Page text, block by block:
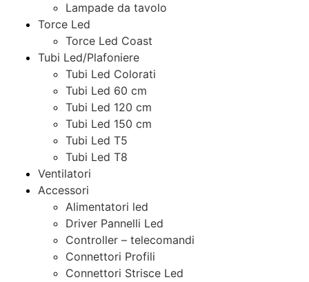
Lampade da tavolo
Torce Led
Torce Led Coast
Tubi Led/Plafoniere
Tubi Led Colorati
Tubi Led 60 cm
Tubi Led 120 cm
Tubi Led 150 cm
Tubi Led T5
Tubi Led T8
Ventilatori
Accessori
Alimentatori led
Driver Pannelli Led
Controller – telecomandi
Connettori Profili
Connettori Strisce Led